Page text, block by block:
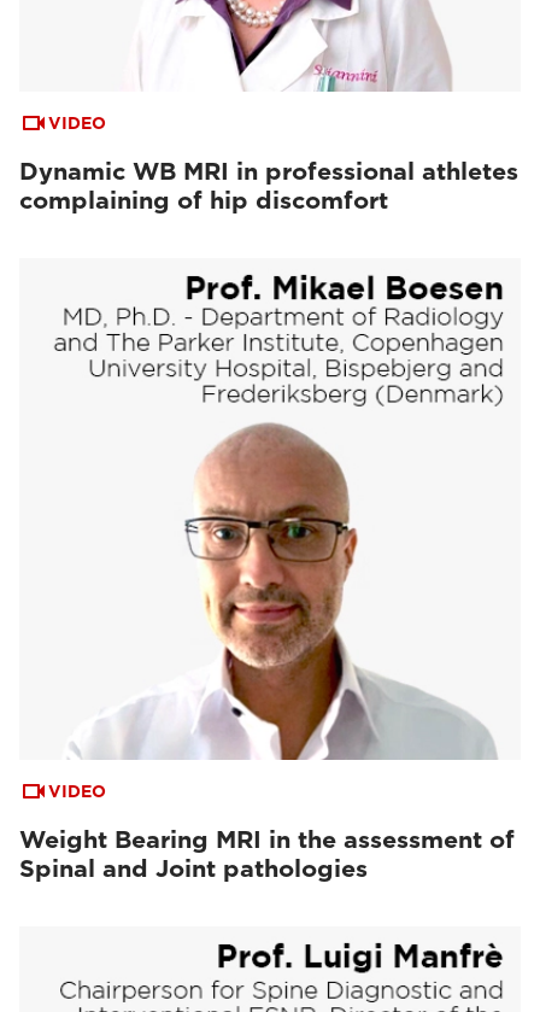
VIDEO
Dynamic WB MRI in professional athletes
complaining of hip discomfort
VIDEO
Weight Bearing MRI in the assessment of
Spinal and Joint pathologies